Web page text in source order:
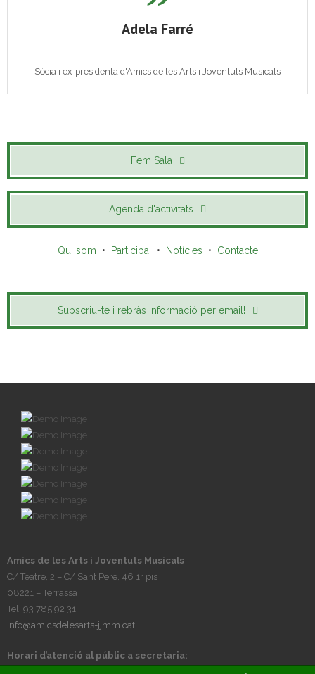
Adela Farré
Sòcia i ex-presidenta d'Amics de les Arts i Joventuts Musicals
Fem Sala
Agenda d'activitats
Qui som • Participa! • Notícies • Contacte
Subscriu-te i rebràs informació per email!
Amics de les Arts i Joventuts Musicals
C/ Teatre, 2 – C/ Sant Pere, 46 1r pis
08221 – Terrassa
Tel: 93 785 92 31
info@amicsdelesarts-jjmm.cat
Horari d’atenció al públic a secretaria: